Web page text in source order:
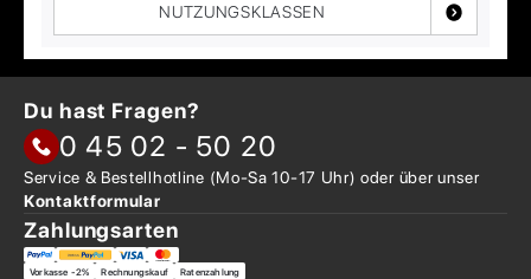
NUTZUNGSKLASSEN
Du hast Fragen?
0 45 02 - 50 20
Service & Bestellhotline (Mo-Sa 10-17 Uhr) oder überunser
Kontaktformular
Zahlungsarten
Vorkasse -2% Rechnungskauf Ratenzahlung